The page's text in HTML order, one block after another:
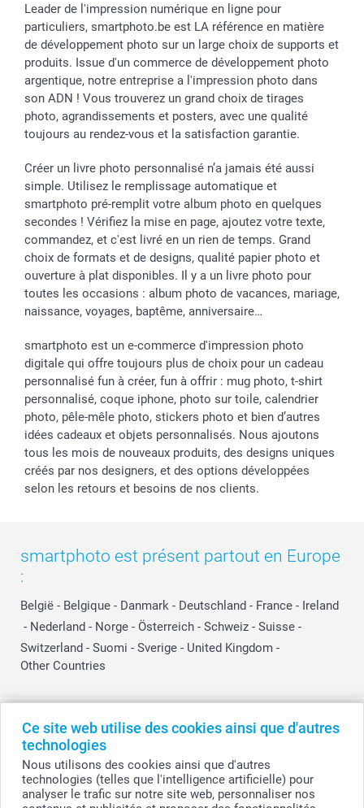
Ce site web utilise des cookies ainsi que d'autres
technologies
Nous utilisons des cookies ainsi que d'autres
technologies (telles que l'intelligence artificielle) pour
analyser le trafic sur notre site web, personnaliser nos
Leader de l'impression numérique en ligne pour
particuliers, smartphoto.be est LA référence en matière
de développement photo sur un large choix de supports et
produits. Issue d'un commerce de développement photo
argentique, notre entreprise a l'impression photo dans
son ADN ! Vous trouverez un grand choix de tirages
photo, agrandissements et posters, avec une qualité
toujours au rendez-vous et la satisfaction garantie.
Créer un livre photo personnalisé n’a jamais été aussi
simple. Utilisez le remplissage automatique et
smartphoto pré-remplit votre album photo en quelques
secondes ! Vérifiez la mise en page, ajoutez votre texte,
commandez, et c'est livré en un rien de temps. Grand
choix de formats et de designs, qualité papier photo et
ouverture à plat disponibles. Il y a un livre photo pour
toutes les occasions : album photo de vacances, mariage,
naissance, voyages, baptême, anniversaire…
smartphoto est un e-commerce d'impression photo
digitale qui offre toujours plus de choix pour un cadeau
personnalisé fun à créer, fun à offrir : mug photo, t-shirt
personnalisé, coque iphone, photo sur toile, calendrier
photo, pêle-mêle photo, stickers photo et bien d’autres
idées cadeaux et objets personnalisés. Nous ajoutons
tous les mois de nouveaux produits, des designs uniques
créés par nos designers, et des options développées
selon les retours et besoins de nos clients.
smartphoto est présent partout en Europe
:
België - Belgique - Danmark - Deutschland - France - Ireland
- Nederland - Norge - Österreich - Schweiz - Suisse -
Switzerland - Suomi - Sverige - United Kingdom -
Other Countries
© smartphoto group. Tous droits réservés
smartphoto group SA.
Tous les prix sont en EURO (€), TVA incluse et hors frais de port.